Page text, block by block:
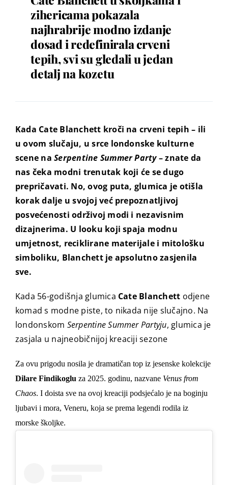
zihericama pokazala
najhrabrije modno izdanje
dosad i redefinirala crveni
tepih, svi su gledali u jedan
detalj na kozetu
Kada Cate Blanchett kroči na crveni tepih – ili
u ovom slučaju, u srce londonske kulturne
scene naSerpentine Summer Party– znate da
nas čeka modni trenutak koji će se dugo
prepričavati. No, ovog puta, glumica je otišla
korak dalje u svojoj već prepoznatljivoj
posvećenosti održivoj modi i nezavisnim
dizajnerima. U looku koji spaja modnu
umjetnost, reciklirane materijale i mitološku
simboliku, Blanchett je apsolutno zasjenila
sve.
Kada 56-godišnja glumica Cate Blanchett odjene
komad s modne piste, to nikada nije slučajno. Na
londonskom Serpentine Summer Partyju, glumica je
zasjala u najneobičnijoj kreaciji sezone
Za ovu prigodu nosila je dramatičan top iz jesenske kolekcije
Dilare Findikoglu za 2025. godinu, nazvane Venus from
Chaos. I doista sve na ovoj kreaciji podsjećalo je na boginju
ljubavi i mora, Veneru, koja se prema legendi rodila iz
morske školjke.